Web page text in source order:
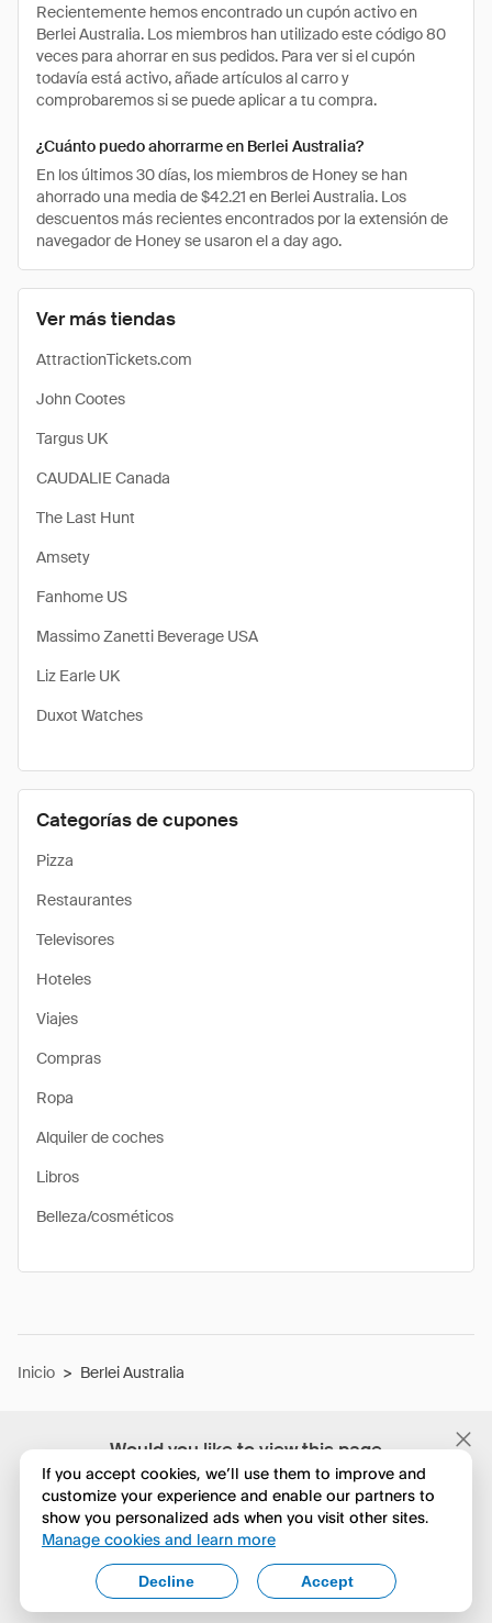
Would you like to view this page
in English?
No, seguir navegando
Yes, change to English
Ver más tiendas
AttractionTickets.com
John Cootes
Targus UK
CAUDALIE Canada
The Last Hunt
Amsety
Fanhome US
Massimo Zanetti Beverage USA
Liz Earle UK
Duxot Watches
Categorías de cupones
Pizza
Restaurantes
Televisores
Hoteles
Viajes
Compras
Ropa
Alquiler de coches
Libros
Belleza/cosméticos
Recientemente hemos encontrado un cupón activo en
Berlei Australia. Los miembros han utilizado este código 80
veces para ahorrar en sus pedidos. Para ver si el cupón
todavía está activo, añade artículos al carro y
comprobaremos si se puede aplicar a tu compra.
¿Cuánto puedo ahorrarme en Berlei Australia?
En los últimos 30 días, los miembros de Honey se han
ahorrado una media de $42.21 en Berlei Australia. Los
descuentos más recientes encontrados por la extensión de
navegador de Honey se usaron el a day ago.
Inicio > Berlei Australia
If you accept cookies, we’ll use them to improve and
customize your experience and enable our partners to
show you personalized ads when you visit other sites.
Manage cookies and learn more
Accept
Decline